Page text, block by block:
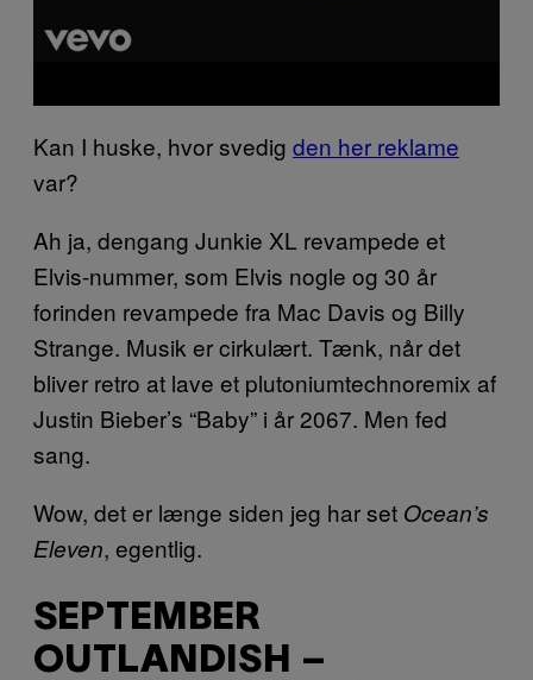
Kan I huske, hvor svedig den her reklame
var?
Ah ja, dengang Junkie XL revampede et
Elvis-nummer, som Elvis nogle og 30 år
forinden revampede fra Mac Davis og Billy
Strange. Musik er cirkulært. Tænk, når det
bliver retro at lave et plutoniumtechnoremix af
Justin Bieber’s “Baby” i år 2067. Men fed
sang.
Wow, det er længe siden jeg har set Ocean’s
Eleven, egentlig.
SEPTEMBER
OUTLANDISH –